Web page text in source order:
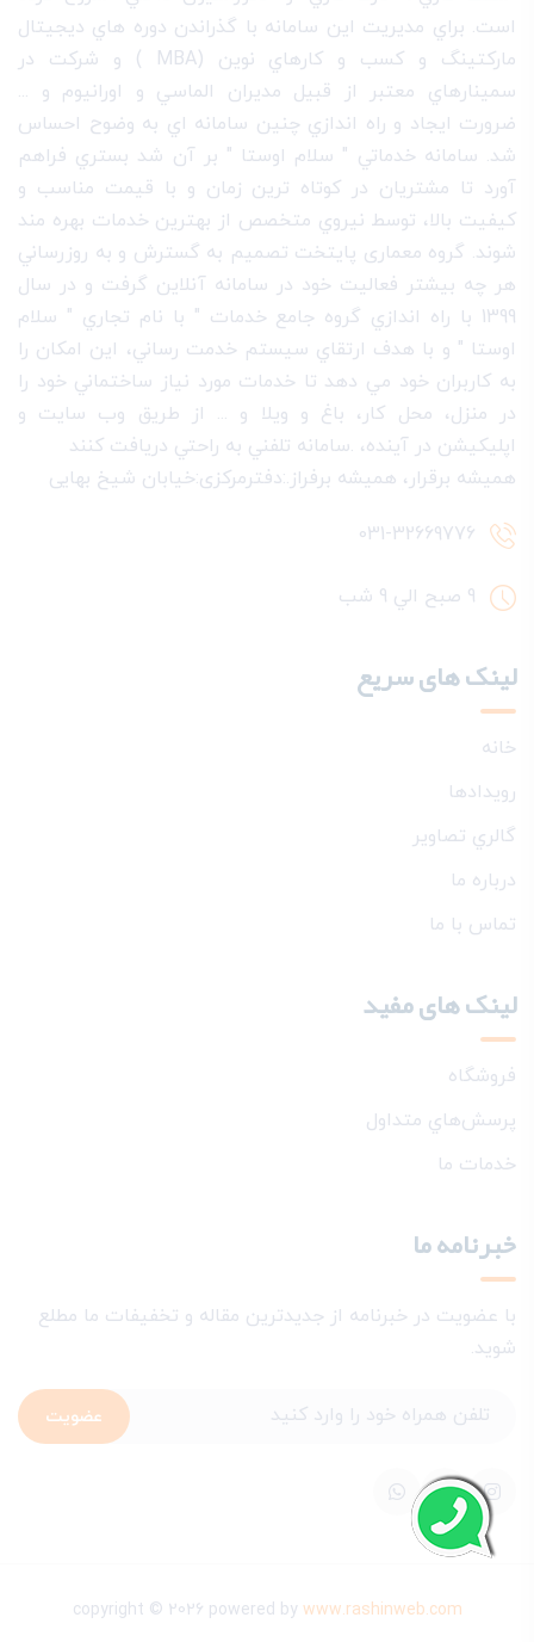
است. براي مديريت اين سامانه با گذراندن دوره هاي ديجيتال
مارکتينگ و کسب و کارهاي نوين (MBA ) و شرکت در
سمينارهاي معتبر از قبيل مديران الماسي و اورانيوم و ...
ضرورت ايجاد و راه اندازي چنين سامانه اي به وضوح احساس
شد. سامانه خدماتي " سلام اوستا " بر آن شد بستري فراهم
آورد تا مشتريان در کوتاه ترين زمان و با قيمت مناسب و
کيفيت بالا، توسط نيروي متخصص از بهترين خدمات بهره مند
شوند. گروه معماری پایتخت تصميم به گسترش و به روزرساني
هر چه بيشتر فعاليت خود در سامانه آنلاين گرفت و در سال
1399 با راه اندازي گروه جامع خدمات " با نام تجاري " سلام
اوستا " و با هدف ارتقاي سيستم خدمت رساني، اين امکان را
به کاربران خود مي دهد تا خدمات مورد نياز ساختماني خود را
در منزل، محل کار، باغ و ويلا و ... از طريق وب سايت و
اپليکيشن در آينده، .سامانه تلفني به راحتي دريافت کنند
هميشه برقرار، هميشه برفراز.:دفترمرکزی:خیابان شیخ بهایی
031-32669776
9 صبح الي 9 شب
لینک های سریع
خانه
رويدادها
گالري تصاوير
درباره ما
تماس با ما
لینک های مفید
فروشگاه
پرسش‌هاي متداول
خدمات ما
خبرنامه ما
با عضویت در خبرنامه از جدیدترین مقاله و تخفیفات ما مطلع
شوید.
عضویت
copyright © 2026 powered by www.rashinweb.com